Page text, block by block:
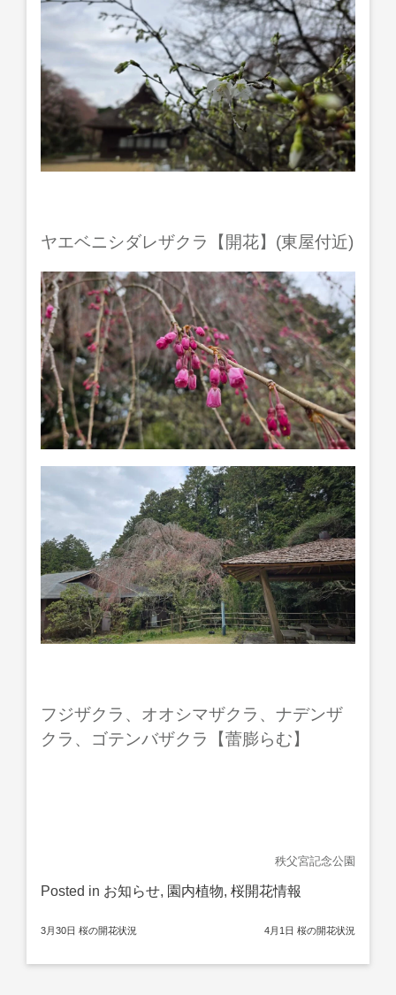
ヤエベニシダレザクラ【開花】(東屋付近)
フジザクラ、オオシマザクラ、ナデンザ
クラ、ゴテンバザクラ【蕾膨らむ】
秩父宮記念公園
Posted in お知らせ, 園内植物, 桜開花情報
稿
3月30日 桜の開花状況 4月1日 桜の開花状況